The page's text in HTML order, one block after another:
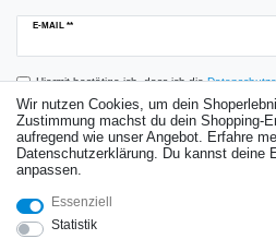
E-MAIL **
Newsletter
Hiermit bestätige ich, dass ich die
Einwilligung kann ich jederzeit widerrufen.**
Bewertungen
Wir nutzen Cookies, um dein
Zustimmung machst du dein Shopping-
aufregend wie unser Angebot. Erfahre
Datenschutzerklärung. Du kannst deine
anpassen.
Essenziell
Statistik